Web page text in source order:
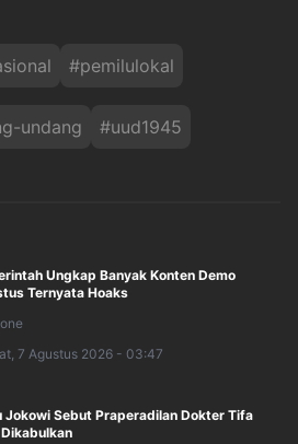
#pemilulokal
undang #uud1945
Ungkap Banyak Konten Demo
Ternyata Hoaks
7 Agustus 2026 - 03:47
Jokowi Sebut Praperadilan Dokter Tifa